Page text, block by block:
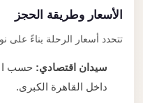
الأسعار وطريقة الحجز
تتحدد أسعار الرحلة بناءً على
سيدان اقتصادي:حسب
داخل القاهرة الكبرى.